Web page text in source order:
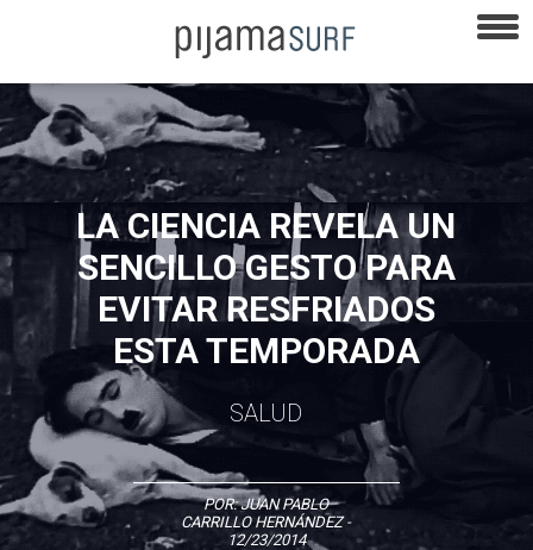
LA CIENCIA REVELA UN
SENCILLO GESTO PARA
EVITAR RESFRIADOS
ESTA TEMPORADA
SALUD
POR:JUAN PABLO
CARRILLO HERNÁNDEZ-
12/23/2014